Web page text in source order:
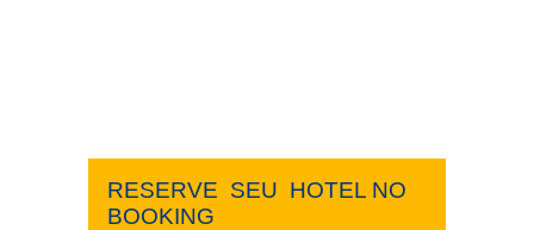
RESERVE ​ ​SEU ​ ​HOTEL NO ​ ​
BOOKING